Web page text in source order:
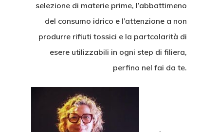
selezione di materie prime, l’abbattimeno
del consumo idrico e l’attenzione a non
produrre rifiuti tossici e la partcolarità di
esere utilizzabili in ogni step di filiera,
perfino nel fai da te.